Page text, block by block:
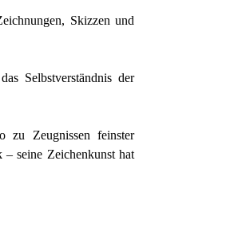
Skizzen und
Selbstverständnis der
Zeugnissen feinster
seine Zeichenkunst hat